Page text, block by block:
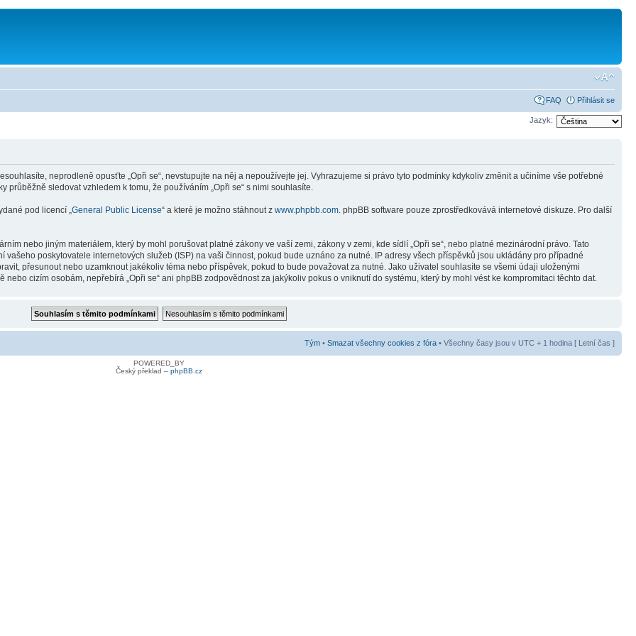
FAQ Přihlásit se
Jazyk:
neprodleně opusťte „Opři se“, nevstupujte na něj a nepoužívejte jej. Vyhrazujeme si právo tyto podmínky kdykoliv změnit a učiníme vše potřebné
sledovat vzhledem k tomu, že používáním „Opři se“ s nimi souhlasíte.
pod licencí „General Public License“ a které je možno stáhnout z www.phpbb.com. phpBB software pouze zprostředkovává internetové diskuze. Pro další
nebo jiným materiálem, který by mohl porušovat platné zákony ve vaší zemi, zákony v zemi, kde sídlí „Opři se“, nebo platné mezinárodní právo. Tato
poskytovatele internetových služeb (ISP) na vaši činnost, pokud bude uznáno za nutné. IP adresy všech příspěvků jsou ukládány pro případné
přesunout nebo uzamknout jakékoliv téma nebo příspěvek, pokud to bude považovat za nutné. Jako uživatel souhlasíte se všemi údaji uloženými
nebo cizím osobám, nepřebírá „Opři se“ ani phpBB zodpovědnost za jakýkoliv pokus o vniknutí do systému, který by mohl vést ke kompromitaci těchto dat.
Tým • Smazat všechny cookies z fóra • Všechny časy jsou v UTC + 1 hodina [ Letní čas ]
POWERED_BY
Český překlad – phpBB.cz